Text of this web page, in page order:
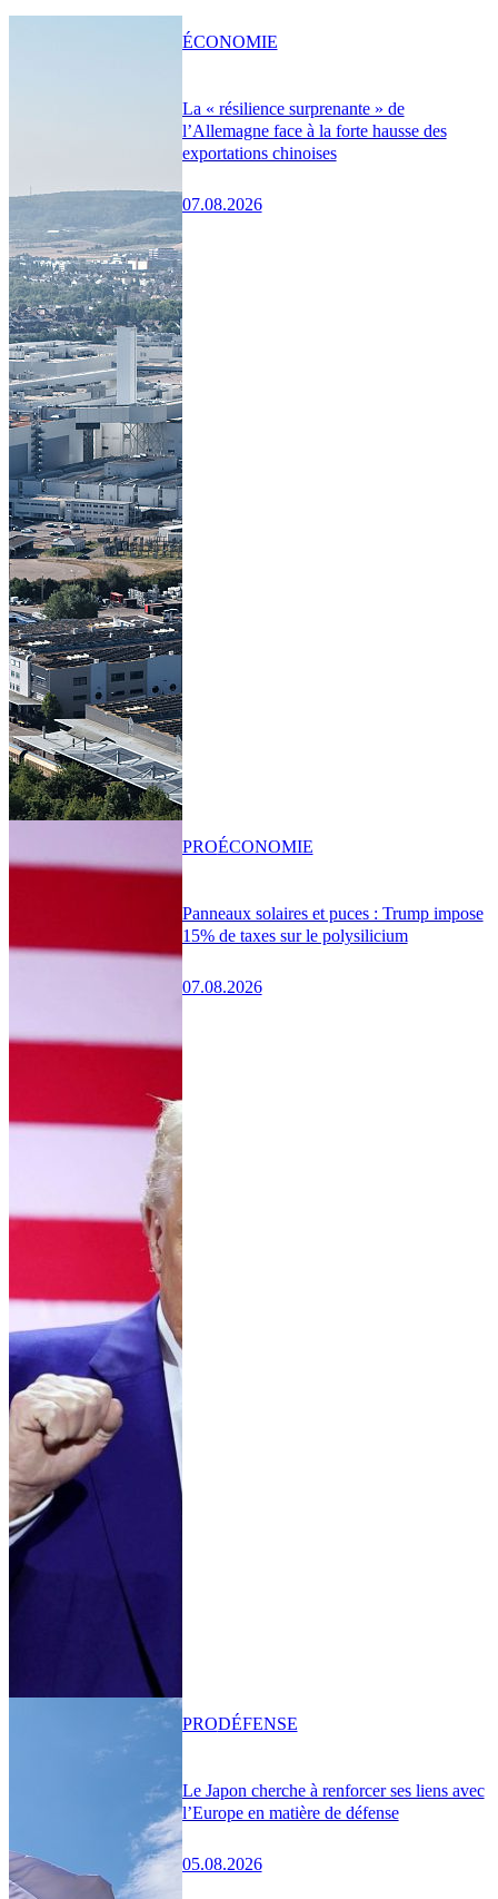
La « résilience surprenante » de
l’Allemagne face à la forte hausse des
exportations chinoises
07.08.2026
ÉCONOMIE
Panneaux solaires et puces : Trump impose
15% de taxes sur le polysilicium
07.08.2026
PROÉCONOMIE
Le Japon cherche à renforcer ses liens avec
l’Europe en matière de défense
05.08.2026
PRODÉFENSE